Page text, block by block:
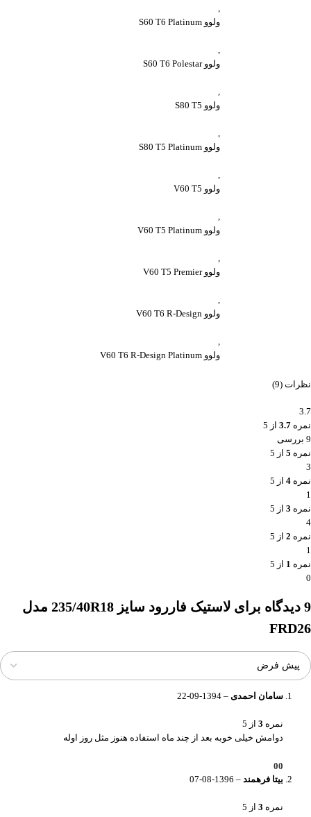
,
ولوو S60 T6 Platinum
,
ولوو S60 T6 Polestar
,
ولوو S80 T5
,
ولوو S80 T5 Platinum
,
ولوو V60 T5
,
ولوو V60 T5 Platinum
,
ولوو V60 T5 Premier
,
ولوو V60 T6 R-Design
,
ولوو V60 T6 R-Design Platinum
نظرات (9)
3.7
نمره 3.7 از 5
9 بررسی
نمره 5 از 5
3
نمره 4 از 5
1
نمره 3 از 5
4
نمره 2 از 5
1
نمره 1 از 5
0
9 دیدگاه برای
لاستیک فاررود سایز 235/40R18 مدل
FRD26
سامان احمدی –
1394-09-22
نمره 3 از 5
دوامش خیلی خوبه بعد از چند ماه استفاده هنوز مثل روز اوله
0
0
بیتا فرهمند –
1396-08-07
نمره 3 از 5